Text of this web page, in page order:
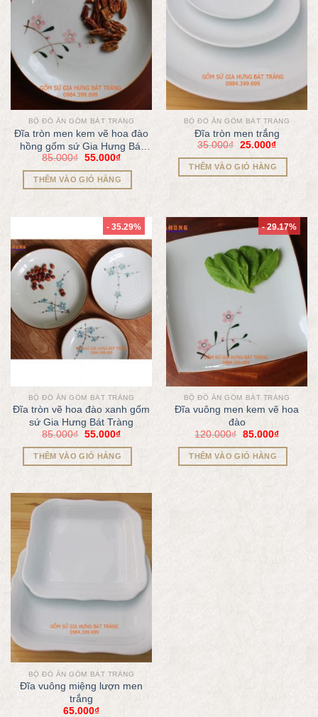
BỘ ĐỒ ĂN GỐM BÁT TRÀNG
Đĩa tròn men kem vẽ hoa đào
hồng gốm sứ Gia Hưng Bát
Tràng
85.000₫ 55.000₫
THÊM VÀO GIỎ HÀNG
BỘ ĐỒ ĂN GỐM BÁT TRÀNG
Đĩa tròn men trắng
35.000₫ 25.000₫
THÊM VÀO GIỎ HÀNG
- 35.29%
BỘ ĐỒ ĂN GỐM BÁT TRÀNG
Đĩa tròn vẽ hoa đào xanh gốm
sứ Gia Hưng Bát Tràng
85.000₫ 55.000₫
THÊM VÀO GIỎ HÀNG
- 29.17%
BỘ ĐỒ ĂN GỐM BÁT TRÀNG
Đĩa vuông men kem vẽ hoa
đào
120.000₫ 85.000₫
THÊM VÀO GIỎ HÀNG
BỘ ĐỒ ĂN GỐM BÁT TRÀNG
Đĩa vuông miệng lượn men
trắng
65.000₫